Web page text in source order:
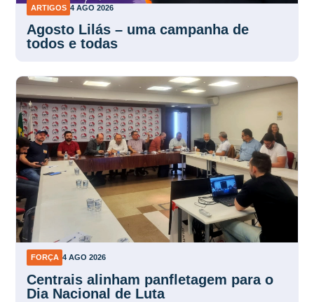
ARTIGOS 4 AGO 2026
Agosto Lilás – uma campanha de
todos e todas
FORÇA 4 AGO 2026
Centrais alinham panfletagem para o
Dia Nacional de Luta